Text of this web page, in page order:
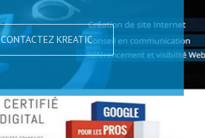
CONTACTEZ KREATIC